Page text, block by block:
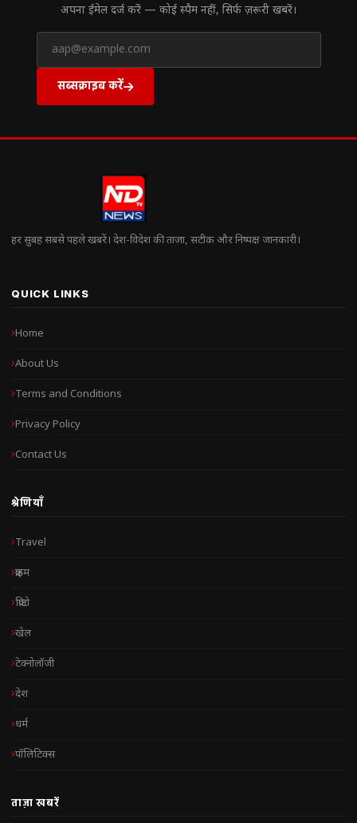
अपना ईमेल दर्ज करें — कोई स्पैम नहीं, सिर्फ ज़रूरी खबरें।
सब्सक्राइब करें
हर सुबह सबसे पहले खबरें। देश-विदेश की ताज़ा, सटीक और निष्पक्ष जानकारी।
QUICK LINKS
Home
About Us
Terms and Conditions
Privacy Policy
Contact Us
श्रेणियाँ
Travel
क्राइम
क्रिप्टो
खेल
टेक्नोलॉजी
देश
धर्म
पॉलिटिक्स
ताज़ा खबरें